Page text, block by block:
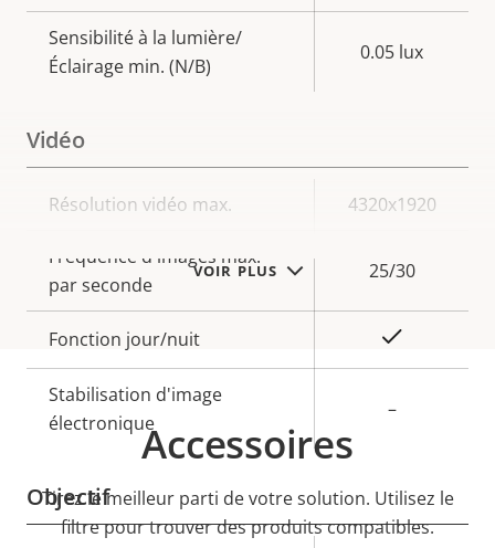
VOIR PLUS
Sensibilité à la lumière/
Éclairage min. (N/B)
0.05 lux
Vidéo
Description
propriété
Valeur de
propriété
Résolution vidéo max. 4320x1920
Fréquence d'images max.
par seconde
25/30
Fonction jour/nuit
Stabilisation d'image
électronique
–
Objectif
Accessoires
Tirez le meilleur parti de votre solution. Utilisez le
filtre pour trouver des produits compatibles.